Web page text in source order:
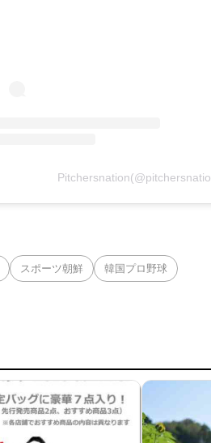
スポーツ朝鮮 韓国プロ野球